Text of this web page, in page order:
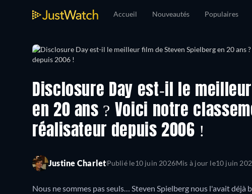
Accueil Nouveautés Populaires
Disclosure Day est-il le
en 20 ans ? Voici notre
réalisateur depuis 2006 !
Justine CharletPublié le10 juin 2026Mis à jour le10 juin
Nous ne sommes pas seuls… Steven Spielberg nous l'avait